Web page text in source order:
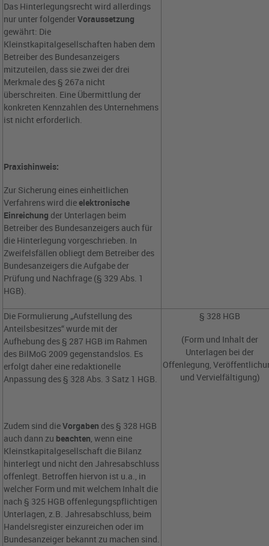
Das Hinterlegungsrecht wird allerdings
nur unter folgenderVoraussetzung
gewährt: Die
Kleinstkapitalgesellschaften haben dem
Betreiber des Bundesanzeigers
mitzuteilen, dass sie zwei der drei
Merkmale des § 267a nicht
überschreiten. Eine Übermittlung der
konkreten Kennzahlen des Unternehmens
ist nicht erforderlich.
Praxishinweis:
Zur Sicherung eines einheitlichen
Verfahrens wird dieelektronische
Einreichung der Unterlagen beim
Betreiber des Bundesanzeigers auch für
die Hinterlegung vorgeschrieben. In
Zweifelsfällen obliegt dem Betreiber des
Bundesanzeigers die Aufgabe der
Prüfung und Nachfrage (§ 329 Abs. 1
HGB).
Die Formulierung „Aufstellung des
Anteilsbesitzes“ wurde mit der
Aufhebung des § 287 HGB im Rahmen
des BilMoG 2009 gegenstandslos. Es
erfolgt daher eine redaktionelle
Anpassung des § 328 Abs. 3 Satz 1 HGB.
Zudem sind dieVorgaben des § 328 HGB
auch dann zu beachten, wenn eine
Kleinstkapitalgesellschaft die Bilanz
hinterlegt und nicht den Jahresabschluss
offenlegt. Betroffen hiervon ist u.a., in
welcher Form und mit welchem Inhalt die
nach § 325 HGB offenlegungspflichtigen
Unterlagen, z.B. Jahresabschluss, beim
Handelsregister einzureichen oder im
Bundesanzeiger bekannt zu machen sind.
§ 328 HGB
(Form und Inhalt der
Unterlagen bei der
Offenlegung,
und Vervielfältigung)